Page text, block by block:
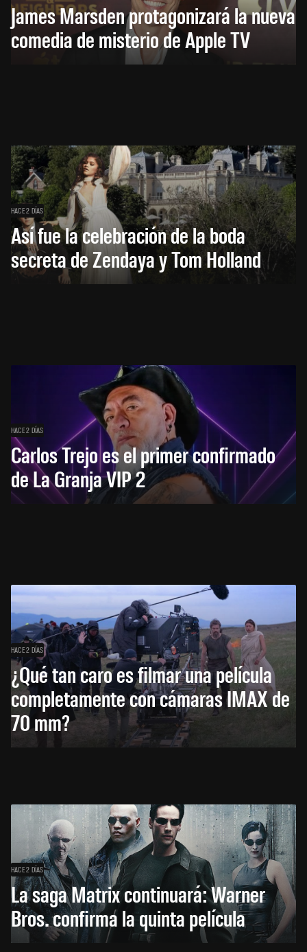
James Marsden protagonizará la nueva
comedia de misterio de Apple TV
HACE 2 DÍAS
Así fue la celebración de la boda
secreta de Zendaya y Tom Holland
HACE 2 DÍAS
Carlos Trejo es el primer confirmado
de La Granja VIP 2
HACE 2 DÍAS
¿Qué tan caro es filmar una película
completamente con cámaras IMAX de
70 mm?
HACE 2 DÍAS
La saga Matrix continuará: Warner
Bros. confirma la quinta película